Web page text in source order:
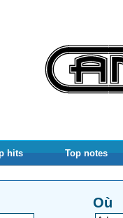
hits Top notes
Où